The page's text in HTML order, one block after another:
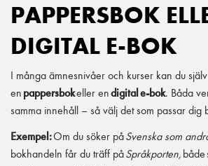
PAPPERSBOK
DIGITAL E-BOK
I många ämnesnivåer och kurser kan du
en pappersbokeller endigitale-bok. Båda
samma innehåll – så välj det som passar dig
Exempel:Om du söker påSvenska som
bokhandeln får du träff påSpråkporten, både